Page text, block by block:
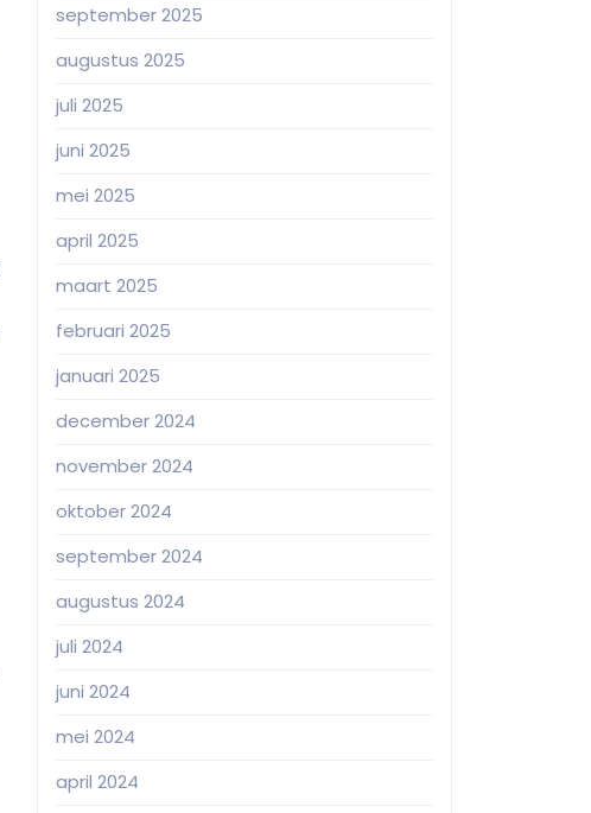
september 2025
augustus 2025
juli 2025
juni 2025
mei 2025
april 2025
maart 2025
februari 2025
januari 2025
december 2024
november 2024
oktober 2024
september 2024
augustus 2024
juli 2024
juni 2024
mei 2024
april 2024